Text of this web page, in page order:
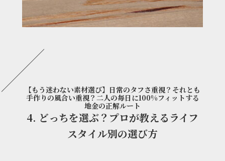
【もう迷わない素材選び】日常のタフさ重視？それとも
手作りの風合い重視？二人の毎日に100%フィットする
地金の正解ルート
4. どっちを選ぶ？プロが教えるライフ
スタイル別の選び方